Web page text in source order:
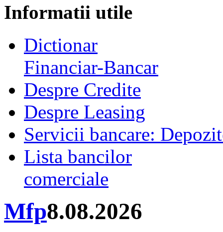
Informatii utile
Dictionar
Financiar-Bancar
Despre Credite
Despre Leasing
Servicii bancare:
Lista bancilor
comerciale
Mfp8.08.2026